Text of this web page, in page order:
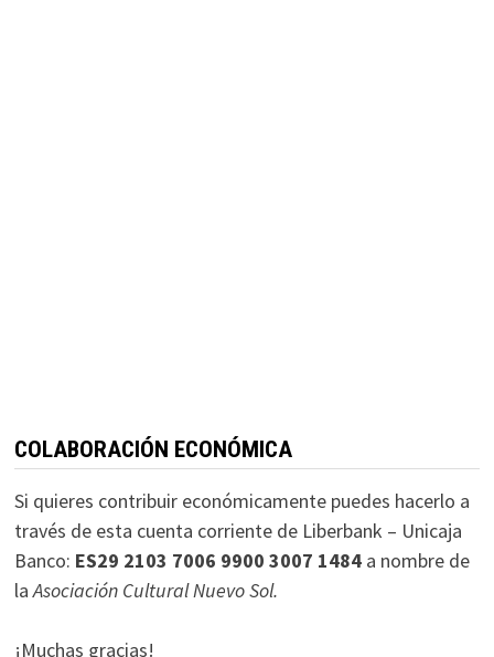
COLABORACIÓN ECONÓMICA
Si quieres contribuir económicamente puedes hacerlo a
través de esta cuenta corriente de Liberbank – Unicaja
Banco: ES29 2103 7006 9900 3007 1484a nombre de
laAsociación Cultural Nuevo Sol.
¡Muchas gracias!